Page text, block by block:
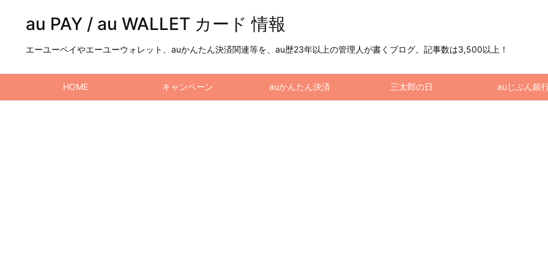
au PAY / au WALLET カード 情報
エーユーペイやエーユーウォレット、auかんたん決済関連等を、au歴23年以上の管理人が書くブログ。記事数は3,500以上！
HOME キャンペーン auかんたん決済 三太郎の日 auじぶん銀